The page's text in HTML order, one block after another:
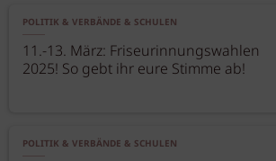
POLITIK & VERBÄNDE & SCHULEN
11.-13. März: Friseurinnungswahlen
2025! So gebt ihr eure Stimme ab!
POLITIK & VERBÄNDE & SCHULEN